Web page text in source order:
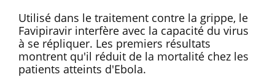
Utilisé dans le traitement contre la grippe, le
Favipiravir interfère avec la capacité du virus
à se répliquer. Les premiers résultats
montrent qu'il réduit de la mortalité chez les
patients atteints d'Ebola.